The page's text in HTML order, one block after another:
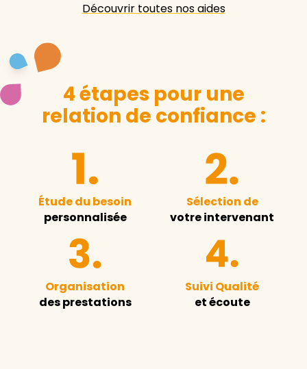
Découvrir toutes nos aides
4 étapes pour une
relation de confiance :
Étude du besoin
personnalisée
Sélection de
votre intervenant
Organisation
des prestations
Suivi Qualité
et écoute